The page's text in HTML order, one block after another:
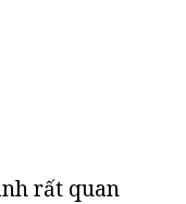
rất quan